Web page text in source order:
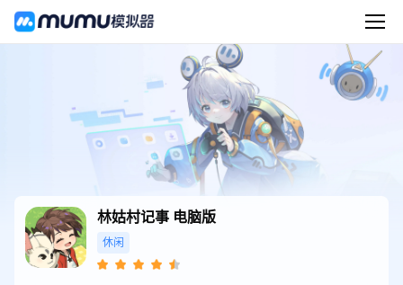
林姑村记事 电脑版
休闲